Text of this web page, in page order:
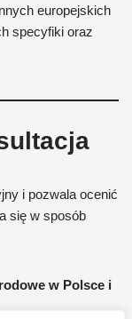
europejskich
specyfiki oraz
i pozwala ocenić
się w sposób
w Polsce i